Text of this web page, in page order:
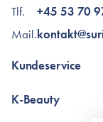
Tlf.
Mail.
+45 53 70
Kundeservice
The K-Beauty
K-Beauty